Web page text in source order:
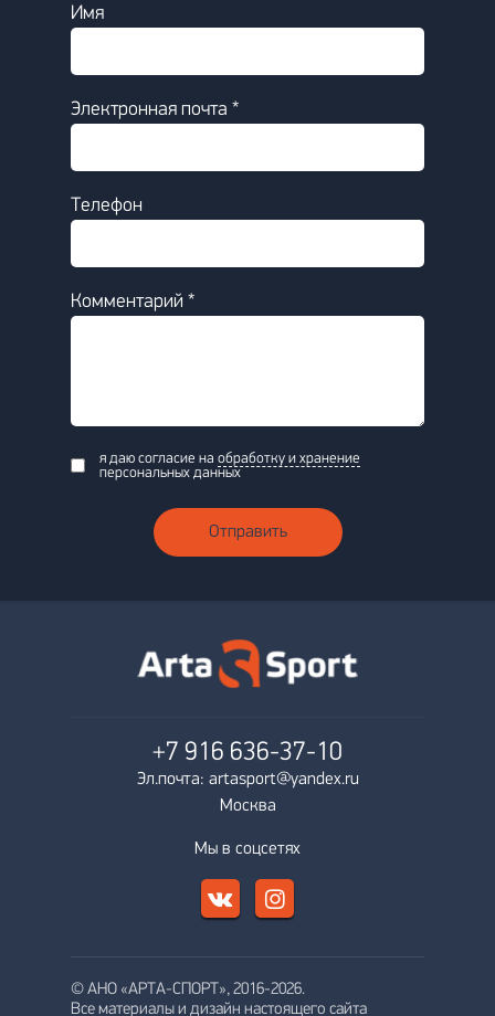
Имя
Электронная почта *
Телефон
Комментарий *
я даю согласие на обработку и хранение
персональных данных
Отправить
+7 916 636-37-10
Эл.почта: artasport@yandex.ru
Москва
Мы в соцсетях
© АНО «АРТА-СПОРТ», 2016-2026.
Все материалы и дизайн настоящего сайта